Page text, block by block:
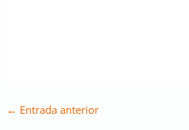
← Entrada anterior